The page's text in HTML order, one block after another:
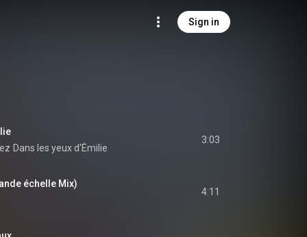
Sign in
Dans les yeux d'Émilie
3:03
échelle Mix)
4:11